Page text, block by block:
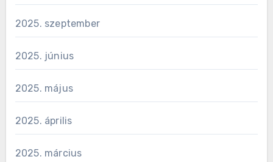
2025. szeptember
2025. június
2025. május
2025. április
2025. március